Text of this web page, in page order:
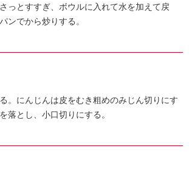
っとすすぎ、ボウルに入れて水を加えて戻
ンでから炒りする。
。にんじんは皮をむき粗めのみじん切りにす
落とし、小口切りにする。